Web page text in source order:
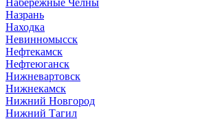
Набережные Челны
Назрань
Находка
Невинномысск
Нефтекамск
Нефтеюганск
Нижневартовск
Нижнекамск
Нижний Новгород
Нижний Тагил